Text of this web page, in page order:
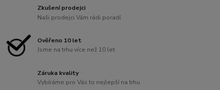
Zkušení prodejci
Naši prodejci Vám rádi poradí
Ověřeno 10 let
Jsme na trhu více než 10 let
Záruka kvality
Vybíráme pro Vás to nejlepší na trhu